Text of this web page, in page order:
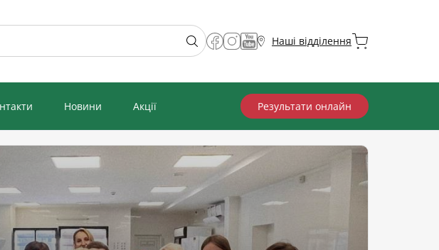
Наші відділення
Новини Акції Результати онлайн